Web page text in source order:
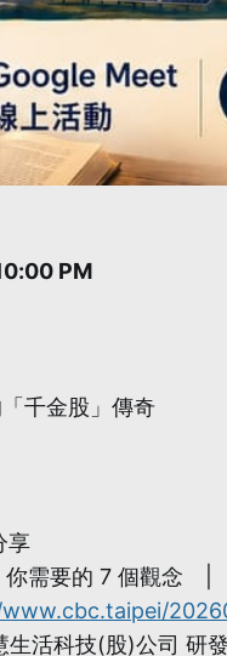
PM
千金股」傳奇
享
你需要的 7 個觀念 |
生活科技(股)公司